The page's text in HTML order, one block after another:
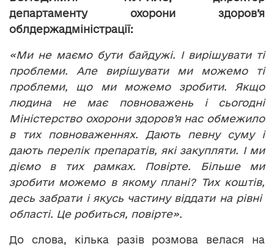
департаменту охорони здоров’я
облдержадміністрації:
«Ми не маємо бути байдужі. І вирішувати ті
проблеми. Але вирішувати ми можемо ті
проблеми, що ми можемо зробити. Якщо
людина не має повноважень і сьогодні
Міністерство охорони здоров’я нас обмежило
в тих повноваженнях. Дають певну суму і
дають перелік препаратів, які закупляти. І ми
діємо в тих рамках. Повірте. Більше ми
зробити можемо в якому плані? Тих коштів,
десь забрати і якусь частину віддати на рівні
області. Це робиться, повірте».
До слова, кілька разів розмова велася на